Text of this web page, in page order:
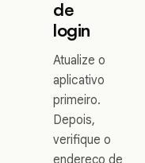
de
login
Atualize o
aplicativo
primeiro.
Depois,
verifique o
endereço de